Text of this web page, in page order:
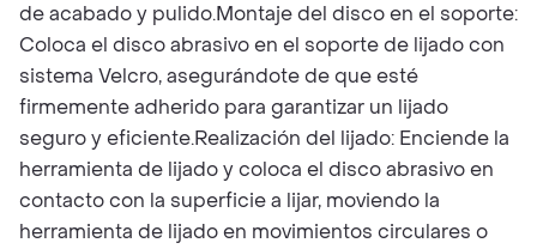
de acabado y pulido.Montaje del disco en el soporte:
Coloca el disco abrasivo en el soporte de lijado con
sistema Velcro, asegurándote de que esté
firmemente adherido para garantizar un lijado
seguro y eficiente.Realización del lijado: Enciende la
herramienta de lijado y coloca el disco abrasivo en
contacto con la superficie a lijar, moviendo la
herramienta de lijado en movimientos circulares o